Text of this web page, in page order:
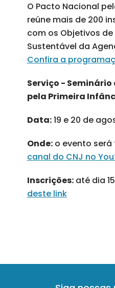
O Pacto Nacional
reúne mais de 200
com os Objetivos
Sustentável da
Confira a
Serviço -
pela Primeira
Data:19 e 20 de
Onde:o evento será
canal do CNJ no
Inscrições:até dia
deste link